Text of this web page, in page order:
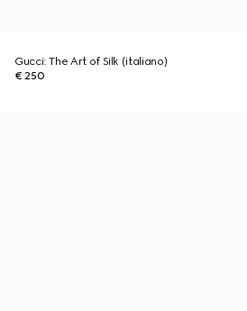
Gucci: The Art of Silk (italiano)
€ 250